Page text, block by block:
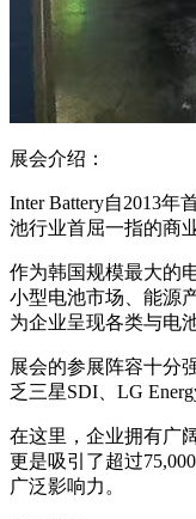
展会介绍：
Inter Battery自2013
池行业首屈一指的商
作为韩国规模最大的
小型电池市场、能源
为企业呈现各类与电
展会的参展阵容十分
乏三星SDI、LG
在这里，企业拥有广
更是吸引了超过
广泛影响力。